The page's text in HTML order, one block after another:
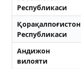
Республикаси
Қорақалпоғистон
Республикаси
Aндижон
вилояти